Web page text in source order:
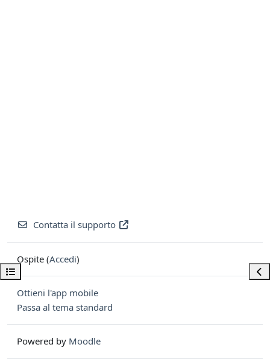
Apri indice del corso
Contatta il supporto
Ospite (Accedi)
Ottieni l'app mobile
Passa al tema standard
Powered by Moodle